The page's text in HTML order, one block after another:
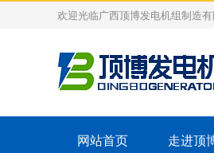
欢迎光临广西顶博发电机组制造有
网站首页 走进顶